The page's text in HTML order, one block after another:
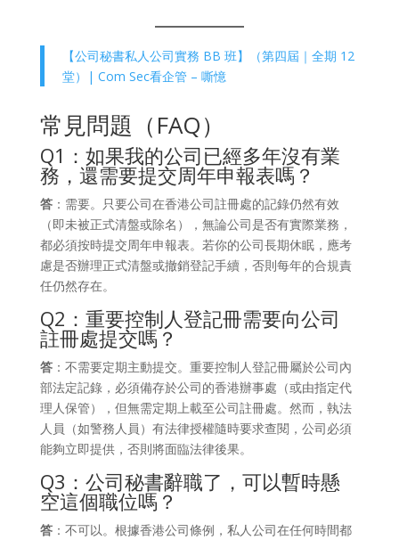
【公司秘書私人公司實務 BB 班】（第四屆｜全期 12
堂）| Com Sec看企管 – 嘶憶
常見問題（FAQ）
Q1：如果我的公司已經多年沒有業
務，還需要提交周年申報表嗎？
答：需要。只要公司在香港公司註冊處的記錄仍然有效
（即未被正式清盤或除名），無論公司是否有實際業務，
都必須按時提交周年申報表。若你的公司長期休眠，應考
慮是否辦理正式清盤或撤銷登記手續，否則每年的合規責
任仍然存在。
Q2：重要控制人登記冊需要向公司
註冊處提交嗎？
答：不需要定期主動提交。重要控制人登記冊屬於公司內
部法定記錄，必須備存於公司的香港辦事處（或由指定代
理人保管），但無需定期上載至公司註冊處。然而，執法
人員（如警務人員）有法律授權隨時要求查閱，公司必須
能夠立即提供，否則將面臨法律後果。
Q3：公司秘書辭職了，可以暫時懸
空這個職位嗎？
答：不可以。根據香港公司條例，私人公司在任何時間都